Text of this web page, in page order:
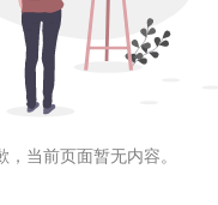
，当前页面暂无内容。